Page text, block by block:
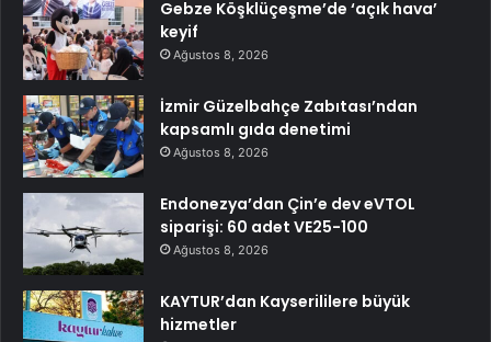
Gebze Köşklüçeşme’de ‘açık hava’
keyif
Ağustos 8, 2026
İzmir Güzelbahçe Zabıtası’ndan
kapsamlı gıda denetimi
Ağustos 8, 2026
Endonezya’dan Çin’e dev eVTOL
siparişi: 60 adet VE25-100
Ağustos 8, 2026
KAYTUR’dan Kayserililere büyük
hizmetler